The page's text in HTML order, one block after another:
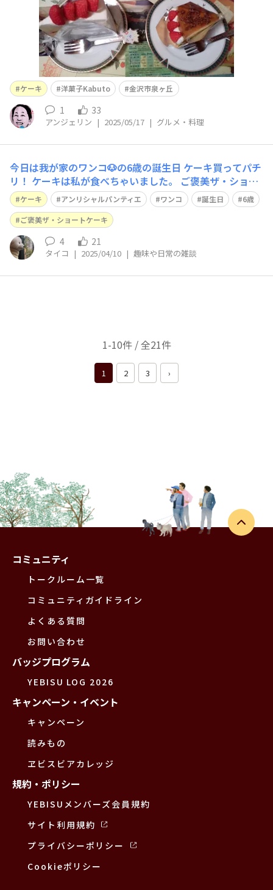
ケーキ 洋菓子Kabuto 金沢市泉ヶ丘
1 33
アンジェリン | 2025/05/17 | グルメ・料理
今日は我が家のワンコ🐶の6歳の誕生日 ケーキ買ってパチ
リ！ ケーキは私が食べちゃいました。 ご褒美ザ・ショー
トケーキという小さなケーキでかわいいですよ😍
ケーキ アンリシャルパンティエ ワンコ 誕生日
6歳
ご褒美ザ・ショートケーキ
4 21
タイコ | 2025/04/10 | 趣味や日常の雑談
1-10件 / 全21件
1 2 3 ›
コミュニティ
トークルーム一覧
コミュニティガイドライン
よくある質問
お問い合わせ
バッジプログラム
YEBISU LOG 2026
キャンペーン・イベント
キャンペーン
読みもの
ヱビスビアカレッジ
規約・ポリシー
YEBISUメンバーズ会員規約
サイト利用規約
プライバシーポリシー
Cookieポリシー